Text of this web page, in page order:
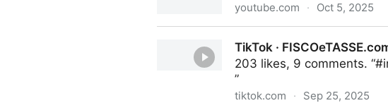
youtube.com · Oct 5, 2025
TikTok ·
203 likes, 9 comments.
”
tiktok.com · Sep 25, 2025